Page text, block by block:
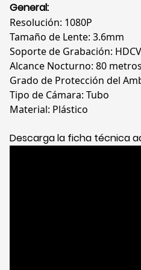
General:
Resolución: 1080P
Tamaño de Lente: 3.6mm
Soporte de Grabación:
Alcance Nocturno: 80 metros
Grado de Protección del
Tipo de Cámara: Tubo
Material: Plástico
Descarga la ficha técnica